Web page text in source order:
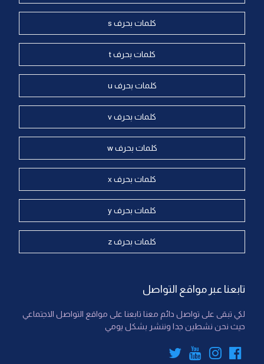
كلمات بحرف s
كلمات بحرف t
كلمات بحرف u
كلمات بحرف v
كلمات بحرف w
كلمات بحرف x
كلمات بحرف y
كلمات بحرف z
تابعنا عبر مواقع التواصل
لكي تبقى على تواصل دائم معنا تابعنا على مواقع التواصل الاجتماعي
حيث نحن نشطين جدا وننشر بشكل يومي